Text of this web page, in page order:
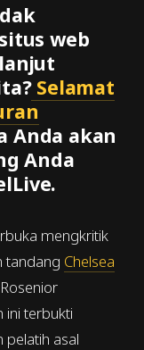
web
Selamat
Anda akan
Anda
mengkritik
tandang Chelsea
ini terbukti
pelatih asal